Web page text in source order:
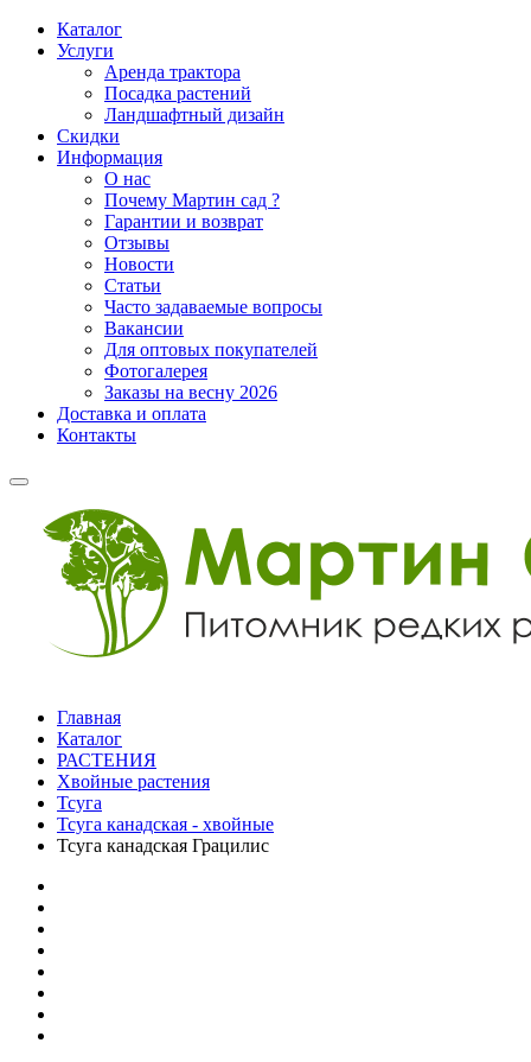
Каталог
Услуги
Аренда трактора
Посадка растений
Ландшафтный дизайн
Скидки
Информация
О нас
Почему Мартин сад ?
Гарантии и возврат
Отзывы
Новости
Статьи
Часто задаваемые вопросы
Вакансии
Для оптовых покупателей
Фотогалерея
Заказы на весну 2026
Доставка и оплата
Контакты
Главная
Каталог
РАСТЕНИЯ
Хвойные растения
Тсуга
Тсуга канадская - хвойные
Тсуга канадская Грацилис